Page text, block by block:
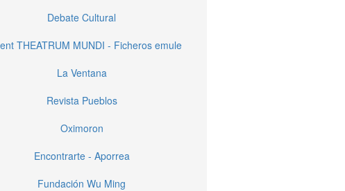
Debate Cultural
THEATRUM MUNDI - Ficheros emule
La Ventana
Revista Pueblos
Oximoron
Encontrarte - Aporrea
Fundación Wu Ming